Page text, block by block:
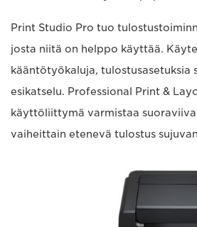
Print Studio Pro tuo
josta niitä on helppo käyttää.
kääntötyökaluja, tulostusasetuksia
esikatselu. Professional Print &
käyttöliittymä varmistaa
vaiheittain etenevä tulostus